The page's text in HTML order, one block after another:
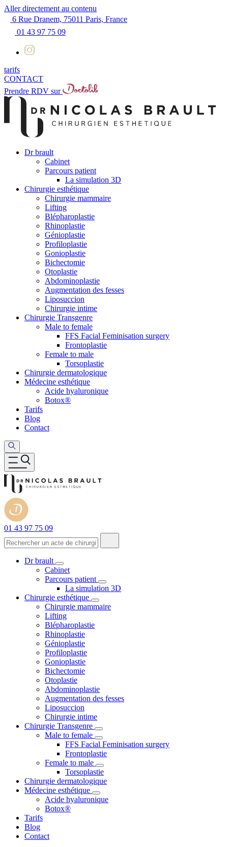
Aller directement au contenu
6 Rue Dranem, 75011 Paris, France
01 43 97 75 09
tarifs
CONTACT
Prendre RDV sur
Dr brault
Cabinet
Parcours patient
La simulation 3D
Chirurgie esthétique
Chirurgie mammaire
Lifting
Blépharoplastie
Rhinoplastie
Génioplastie
Profiloplastie
Gonioplastie
Bichectomie
Otoplastie
Abdominoplastie
Augmentation des fesses
Liposuccion
Chirurgie intime
Chirurgie Transgenre
Male to female
FFS Facial Feminisation surgery
Frontoplastie
Female to male
Torsoplastie
Chirurgie dermatologique
Médecine esthétique
Acide hyaluronique
Botox®
Tarifs
Blog
Contact
01 43 97 75 09
Dr brault
Cabinet
Parcours patient
La simulation 3D
Chirurgie esthétique
Chirurgie mammaire
Lifting
Blépharoplastie
Rhinoplastie
Génioplastie
Profiloplastie
Gonioplastie
Bichectomie
Otoplastie
Abdominoplastie
Augmentation des fesses
Liposuccion
Chirurgie intime
Chirurgie Transgenre
Male to female
FFS Facial Feminisation surgery
Frontoplastie
Female to male
Torsoplastie
Chirurgie dermatologique
Médecine esthétique
Acide hyaluronique
Botox®
Tarifs
Blog
Contact